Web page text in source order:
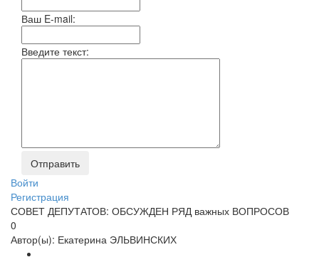
Ваш E-mail:
Введите текст:
Войти
Регистрация
СОВЕТ ДЕПУТАТОВ: ОБСУЖДЕН РЯД важных ВОПРОСОВ
0
Автор(ы): Екатерина ЭЛЬВИНСКИХ